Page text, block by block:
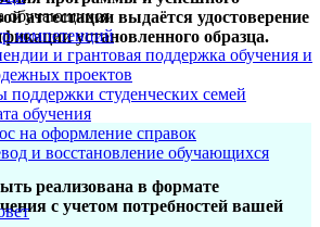
обучающихся
компетенций
и грантовая поддержка обучения и
проектов
поддержки студенческих семей
обучения
на оформление справок
и восстановление обучающихся
аттестации выдаётся удостоверение
установленного образца.
реализована в формате
с учетом потребностей вашей